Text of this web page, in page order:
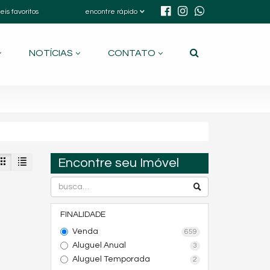
encontre rápido
favoritos
NOTÍCIAS CONTATO
Encontre seu Imóvel
FINALIDADE
Venda
659
Aluguel Anual 3
Aluguel Temporada 2